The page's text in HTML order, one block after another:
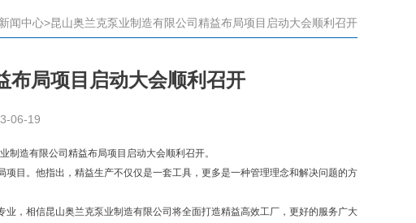
新闻中心>昆山奥兰克泵业制造有限公司精益布局项目启动大会顺利召开
布局项目启动大会顺利召开
06-19
造有限公司精益布局项目启动大会顺利召开。
目。他指出，精益生产不仅仅是一套工具，更多是一种管理理念和解决问题的方
，相信昆山奥兰克泵业制造有限公司将全面打造精益高效工厂，更好的服务广大